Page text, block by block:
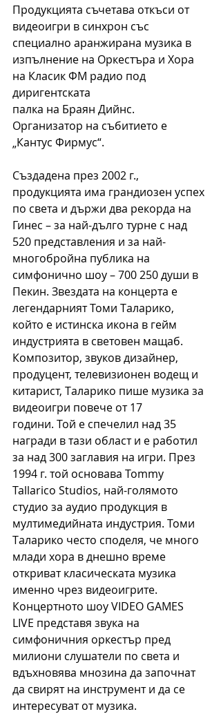
Продукцията съчетава откъси от
видеоигри в синхрон със
специално аранжирана музика в
изпълнение на Оркестъра и Хора
на Класик ФМ радио под
диригентската
палка на Браян Дийнс.
Организатор на събитието е
„Кантус Фирмус“.
Създадена през 2002 г.,
продукцията има грандиозен успех
по света и държи два рекорда на
Гинес – за най-дълго турне с над
520 представления и за най-
многобройна публика на
симфонично шоу – 700 250 души в
Пекин. Звездата на концерта е
легендарният Томи Таларико,
който е истинска икона в гейм
индустрията в световен мащаб.
Композитор, звуков дизайнер,
продуцент, телевизионен водещ и
китарист, Таларико пише музика за
видеоигри повече от 17
години. Той e спечелил над 35
награди в тази област и е работил
за над 300 заглавия на игри. През
1994 г. той основава Tommy
Tallarico Studios, най-голямото
студио за аудио продукция в
мултимедийната индустрия. Томи
Таларико често споделя, че много
млади хора в днешно време
откриват класическата музика
именно чрез видеоигрите.
Концертното шоу VIDEO GAMES
LIVE представя звука на
симфоничния оркестър пред
милиони слушатели по света и
вдъхновява мнозина да започнат
да свирят на инструмент и да се
интересуват от музика.